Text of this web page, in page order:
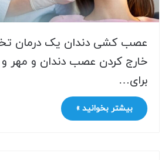
عصب کشی دندان یک درمان
خارج کردن عصب دندان و مهر
برای…
بیشتر بخوانید »